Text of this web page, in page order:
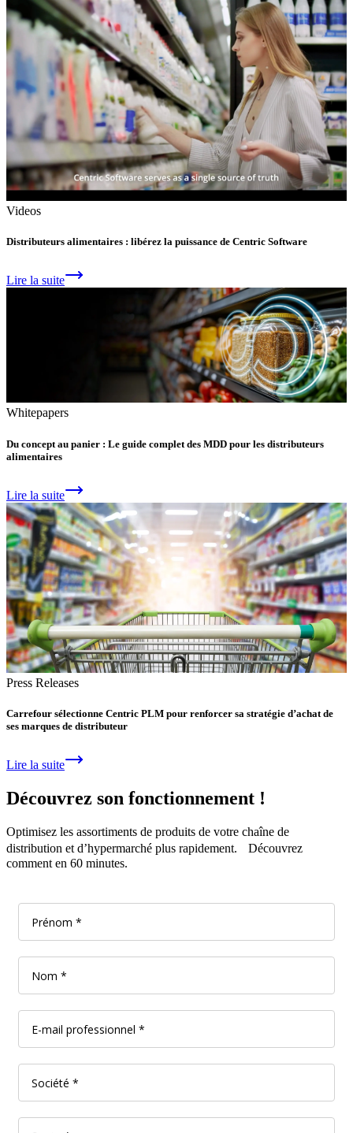
Videos
Distributeurs alimentaires : libérez la puissance de Centric Software
Lire la suite
Whitepapers
Du concept au panier : Le guide complet des MDD pour les distributeurs
alimentaires
Lire la suite
Press Releases
Carrefour sélectionne Centric PLM pour renforcer sa stratégie d’achat de
ses marques de distributeur
Lire la suite
Découvrez son fonctionnement !
Optimisez les assortiments de produits de votre chaîne de
distribution et d’hypermarché plus rapidement. Découvrez
comment en 60 minutes.